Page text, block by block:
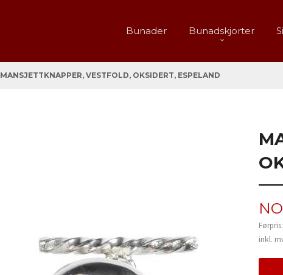
Bunader Bunadskjorter
MANSJETTKNAPPER, VESTFOLD, OKSIDERT, ESPELAND
Førpris:
inkl.